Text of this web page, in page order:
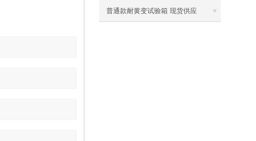
离心机
碱测试仪
普通款耐黄变试验箱 现货供应